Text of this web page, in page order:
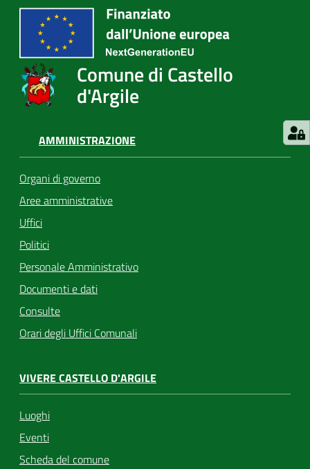
Comune di Castello
d'Argile
AMMINISTRAZIONE
Organi di governo
Aree amministrative
Uffici
Politici
Personale Amministrativo
Documenti e dati
Consulte
Orari degli Uffici Comunali
VIVERE CASTELLO D'ARGILE
Luoghi
Eventi
Scheda del comune